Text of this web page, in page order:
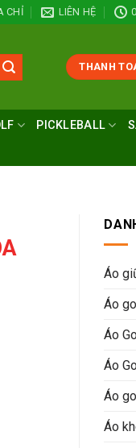
CHỈ LIÊN HỆ
THANH
PICKLEBALL
Áo
Áo
Áo
Áo
Áo
Áo